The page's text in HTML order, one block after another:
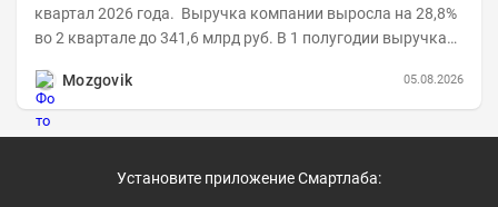
квартал 2026 года. Выручка компании выросла на 28,8%
во 2 квартале до 341,6 млрд руб. В 1 полугодии выручка
Mozgovik
05.08.2026
Установите приложение Смартлаба: